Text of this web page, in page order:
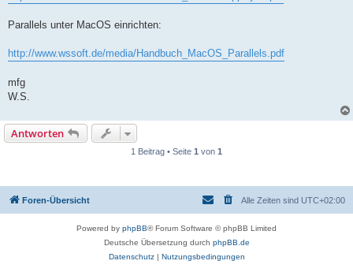
Parallels unter MacOS einrichten:
http://www.wssoft.de/media/Handbuch_MacOS_Parallels.pdf
mfg
W.S.
Antworten
1 Beitrag • Seite 1 von 1
Foren-Übersicht Alle Zeiten sind UTC+02:00
Powered by phpBB® Forum Software © phpBB Limited
Deutsche Übersetzung durch phpBB.de
Datenschutz| Nutzungsbedingungen